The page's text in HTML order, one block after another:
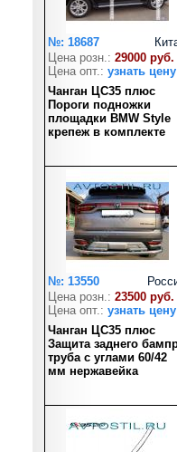
№: 18687
Цена розн.: 29000 руб.
Цена опт.: узнать цену
Чанган ЦС35 плюс
Пороги подножки
площадки BMW Style
крепеж в комплекте
№: 13550
Цена розн.: 23500 руб.
Цена опт.: узнать цену
Чанган ЦС35 плюс
Защита заднего
труба с углами 60/42
мм нержавейка